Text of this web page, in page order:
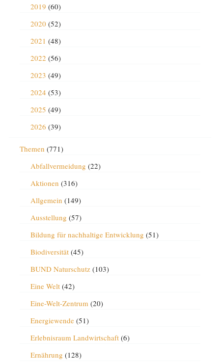
2019 (60)
2020 (52)
2021 (48)
2022 (56)
2023 (49)
2024 (53)
2025 (49)
2026 (39)
Themen (771)
Abfallvermeidung (22)
Aktionen (316)
Allgemein (149)
Ausstellung (57)
Bildung für nachhaltige Entwicklung (51)
Biodiversität(45)
BUND Naturschutz(103)
Eine Welt(42)
Eine-Welt-Zentrum (20)
Energiewende(51)
Erlebnisraum Landwirtschaft(6)
Ernährung (128)